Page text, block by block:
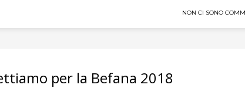
NON CI SONO
per la Befana 2018